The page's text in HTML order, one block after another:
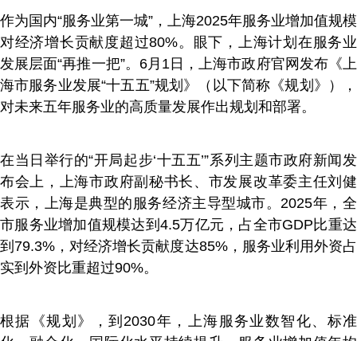
作为国内“服务业第一城”，上海2025年服务业增加值规模
对经济增长贡献度超过80%。眼下，上海计划在服务业
发展层面“再推一把”。6月1日，上海市政府官网发布《上
海市服务业发展“十五五”规划》（以下简称《规划》），
对未来五年服务业的高质量发展作出规划和部署。
在当日举行的“开局起步‘十五五’”系列主题市政府新闻发
布会上，上海市政府副秘书长、市发展改革委主任刘健
表示，上海是典型的服务经济主导型城市。2025年，全
市服务业增加值规模达到4.5万亿元，占全市GDP比重达
到79.3%，对经济增长贡献度达85%，服务业利用外资占
实到外资比重超过90%。
根据《规划》，到2030年，上海服务业数智化、标准